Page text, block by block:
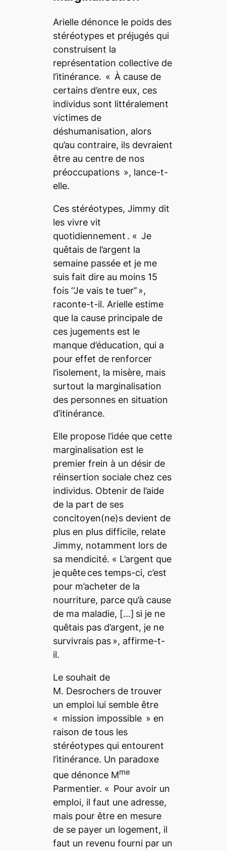
Arielle dénonce le poids des
stéréotypes et préjugés qui
construisent la
représentation collective de
l’itinérance. « À cause de
certains d’entre eux, ces
individus sont littéralement
victimes de
déshumanisation, alors
qu’au contraire, ils devraient
être au centre de nos
préoccupations », lance-t-
elle.
Ces stéréotypes, Jimmy dit
les vivre vit
quotidiennement . « Je
quêtais de l’argent la
semaine passée et je me
suis fait dire au moins 15
fois ‘‘Je vais te tuer’’ »,
raconte-t-il. Arielle estime
que la cause principale de
ces jugements est le
manque d’éducation, qui a
pour effet de renforcer
l’isolement, la misère, mais
surtout la marginalisation
des personnes en situation
d’itinérance.
Elle propose l’idée que cette
marginalisation est le
premier frein à un désir de
réinsertion sociale chez ces
individus. Obtenir de l’aide
de la part de ses
concitoyen(ne)s devient de
plus en plus difficile, relate
Jimmy, notamment lors de
sa mendicité. « L’argent que
je quête ces temps-ci, c’est
pour m’acheter de la
nourriture, parce qu’à cause
de ma maladie, […] si je ne
quêtais pas d’argent, je ne
survivrais pas », affirme-t-
il.
Le souhait de
M. Desrochers de trouver
un emploi lui semble être
« mission impossible » en
raison de tous les
stéréotypes qui entourent
l’itinérance. Un paradoxe
que dénonce Mme
Parmentier. « Pour avoir un
emploi, il faut une adresse,
mais pour être en mesure
de se payer un logement, il
faut un revenu fourni par un